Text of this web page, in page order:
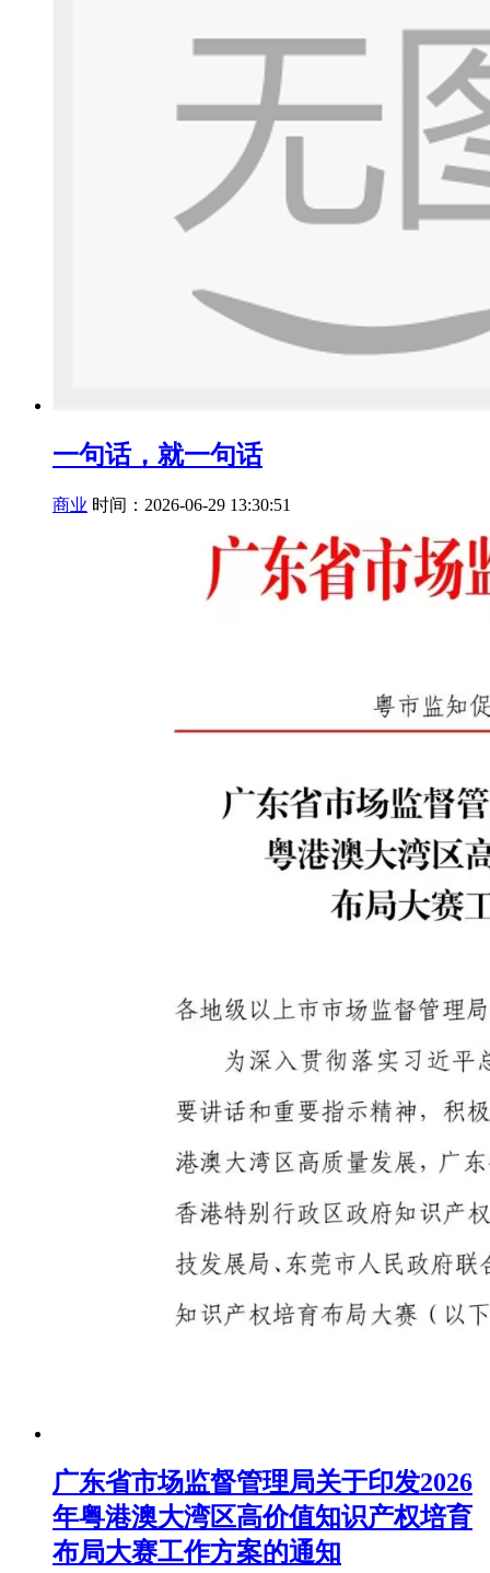
一句话，就一句话
商业 时间：2026-06-29 13:30:51
广东省市场监督管理局关于印发2026
年粤港澳大湾区高价值知识产权培育
布局大赛工作方案的通知